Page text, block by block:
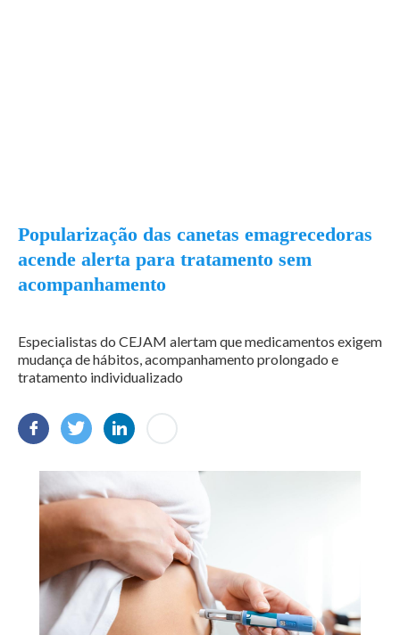
Popularização das canetas emagrecedoras
acende alerta para tratamento sem
acompanhamento
Especialistas do CEJAM alertam que medicamentos exigem
mudança de hábitos, acompanhamento prolongado e
tratamento individualizado